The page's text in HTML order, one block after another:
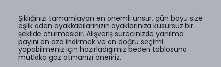
Şıklığınızı tamamlayan en önemli unsur, gün boyu size
eşlik eden ayakkabılarınızın ayaklarınıza kusursuz bir
şekilde oturmasıdır. Alışveriş sürecinizde yanılma
payını en aza indirmek ve en doğru seçimi
yapabilmeniz için hazırladığımız beden tablosuna
mutlaka göz atmanızı öneririz.